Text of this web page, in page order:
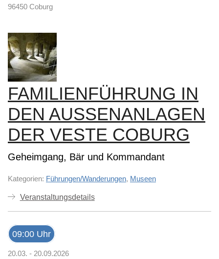
96450 Coburg
FAMILIENFÜHRUNG IN
DEN AUSSENANLAGEN D
ER VESTE COBURG
Geheimgang, Bär und Kommandant
Kategorien: Führungen/Wanderungen, Museen
Veranstaltungsdetails
09:00 Uhr
20.03. - 20.09.2026